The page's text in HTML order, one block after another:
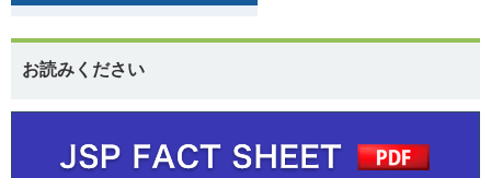
お読みください